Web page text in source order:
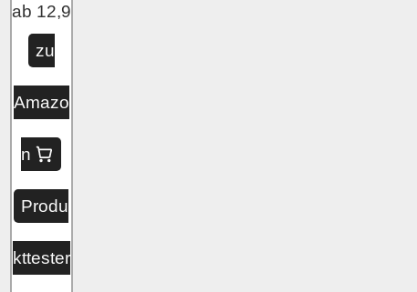
ab 12,99 €
zu
Amazo
n
Produ
kttester